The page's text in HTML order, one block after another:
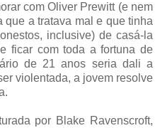
com Oliver Prewitt (e nem
que a tratava mal e que tinha
inclusive) de casá-la
ficar com toda a fortuna de
de 21 anos seria dali a
violentada, a jovem resolve
por Blake Ravenscroft,